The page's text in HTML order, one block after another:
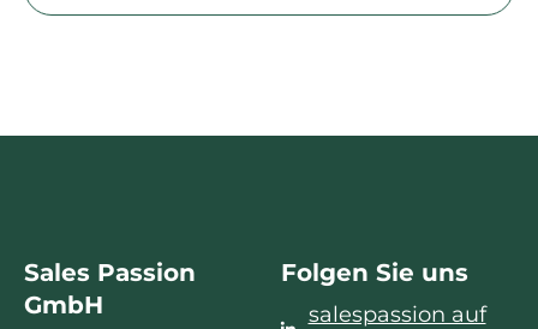
Sales Passion
GmbH
Folgen Sie uns
salespassion auf